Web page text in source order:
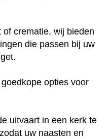
crematie, wij bieden
die passen bij uw
opties voor
uitvaart in een kerk te
uw naasten en